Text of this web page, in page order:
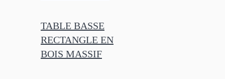
TABLE BASSE
RECTANGLE EN
BOIS MASSIF